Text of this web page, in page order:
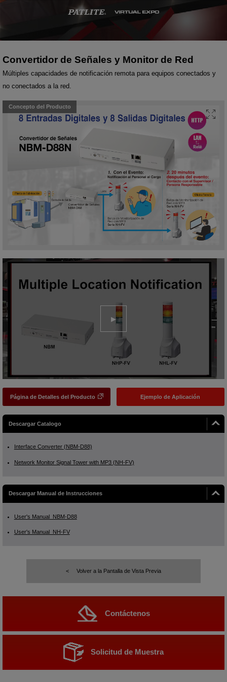
Convertidor de Señales y Monitor de Red
Múltiples capacidades de notificación remota para equipos conectados y
no conectados a la red.
Concepto del Producto
Página de Detalles del Producto Ejemplo de Aplicación
Descargar Catalogo
Interface Converter (NBM-D88)
Network Monitor Signal Tower with MP3 (NH-FV)
Descargar Manual de Instrucciones
User's Manual_NBM-D88
User's Manual_NH-FV
Volver a la Pantalla de Vista Previa
Contáctenos
Solicitud de Muestra